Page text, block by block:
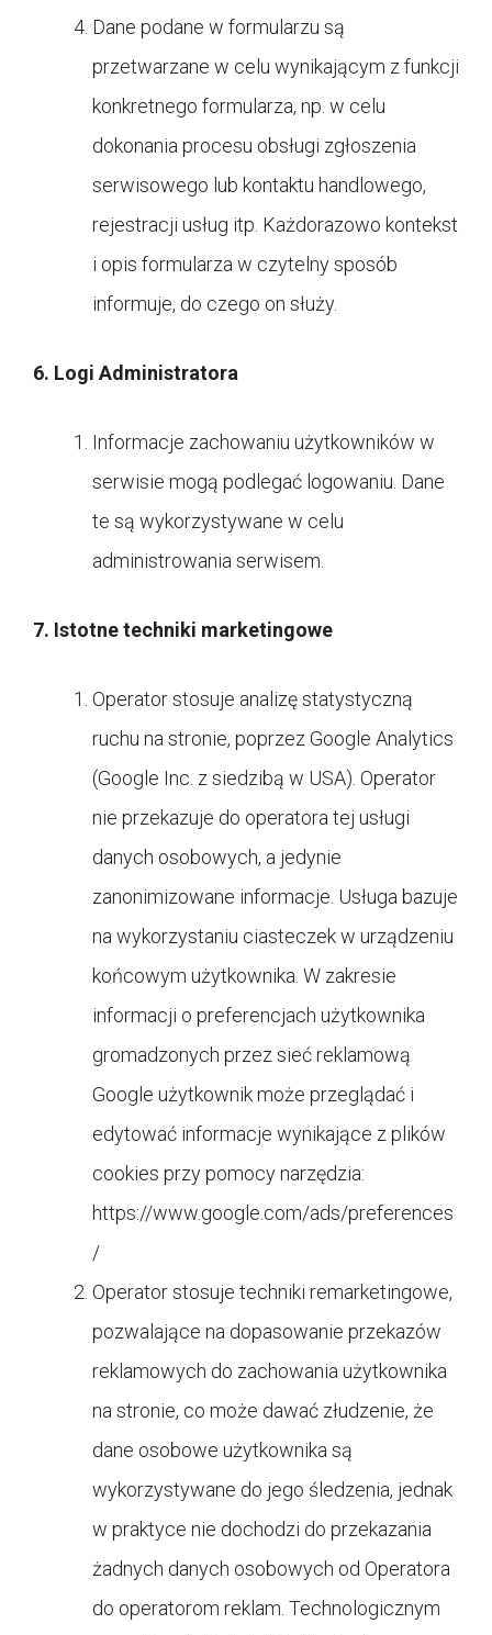
Dane podane w formularzu są
przetwarzane w celu wynikającym z funkcji
konkretnego formularza, np. w celu
dokonania procesu obsługi zgłoszenia
serwisowego lub kontaktu handlowego,
rejestracji usług itp. Każdorazowo kontekst
i opis formularza w czytelny sposób
informuje, do czego on służy.
6. Logi Administratora
Informacje zachowaniu użytkowników w
serwisie mogą podlegać logowaniu. Dane
te są wykorzystywane w celu
administrowania serwisem.
7. Istotne techniki marketingowe
Operator stosuje analizę statystyczną
ruchu na stronie, poprzez Google Analytics
(Google Inc. z siedzibą w USA). Operator
nie przekazuje do operatora tej usługi
danych osobowych, a jedynie
zanonimizowane informacje. Usługa bazuje
na wykorzystaniu ciasteczek w urządzeniu
końcowym użytkownika. W zakresie
informacji o preferencjach użytkownika
gromadzonych przez sieć reklamową
Google użytkownik może przeglądać i
edytować informacje wynikające z plików
cookies przy pomocy narzędzia:
https://www.google.com/ads/preferences
/
Operator stosuje techniki remarketingowe,
pozwalające na dopasowanie przekazów
reklamowych do zachowania użytkownika
na stronie, co może dawać złudzenie, że
dane osobowe użytkownika są
wykorzystywane do jego śledzenia, jednak
w praktyce nie dochodzi do przekazania
żadnych danych osobowych od Operatora
do operatorom reklam. Technologicznym